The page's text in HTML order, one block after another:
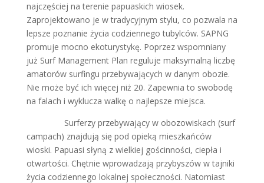
najczęściej na terenie papuaskich wiosek.
Zaprojektowano je w tradycyjnym stylu, co pozwala na
lepsze poznanie życia codziennego tubylców. SAPNG
promuje mocno ekoturystykę. Poprzez wspomniany
już Surf Management Plan reguluje maksymalną liczbę
amatorów surfingu przebywających w danym obozie.
Nie może być ich więcej niż 20. Zapewnia to swobodę
na falach i wyklucza walkę o najlepsze miejsca.
Surferzy przebywający w obozowiskach (surf
campach) znajdują się pod opieką mieszkańców
wioski. Papuasi słyną z wielkiej gościnności, ciepła i
otwartości. Chętnie wprowadzają przybyszów w tajniki
życia codziennego lokalnej społeczności. Natomiast